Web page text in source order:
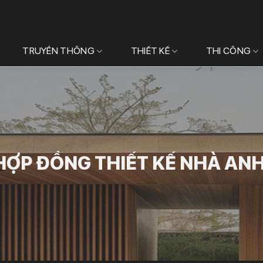
TRUYỀN THÔNG THIẾT KẾ THI CÔNG
ĐỒNG THIẾT KẾ NHÀ